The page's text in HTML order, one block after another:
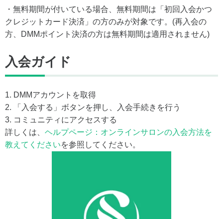
・無料期間が付いている場合、無料期間は「初回入会かつ
クレジットカード決済」の方のみが対象です。(再入会の
方、DMMポイント決済の方は無料期間は適用されません)
入会ガイド
1. DMMアカウントを取得
2. 「入会する」ボタンを押し、入会手続きを行う
3. コミュニティにアクセスする
詳しくは、 ヘルプページ：オンラインサロンの入会方法を
教えてくださいを参照してください。